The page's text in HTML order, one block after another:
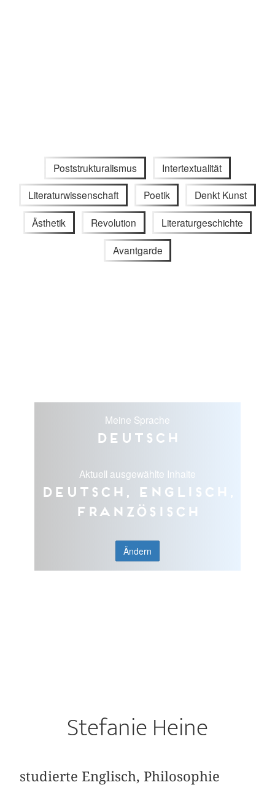
Poststrukturalismus Intertextualität
Literaturwissenschaft Poetik Denkt Kunst
Ästhetik Revolution Literaturgeschichte
Avantgarde
Meine Sprache
Deutsch
Aktuell ausgewählte Inhalte
Deutsch, Englisch,
Französisch
Ändern
Stefanie Heine
studierte Englisch, Philosophie